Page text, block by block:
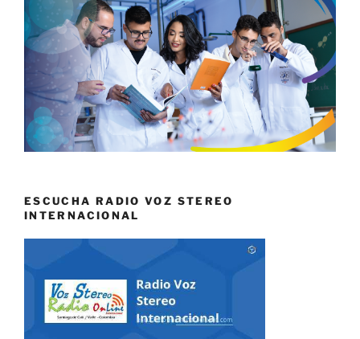
ESCUCHA RADIO VOZ STEREO
INTERNACIONAL